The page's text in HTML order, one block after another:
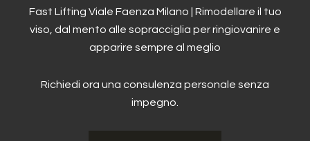
Fast Lifting Viale Faenza Milano | Rimodellare il tuo
viso, dal mento alle sopracciglia per ringiovanire e
apparire sempre al meglio
Richiedi ora una consulenza personale senza
impegno.